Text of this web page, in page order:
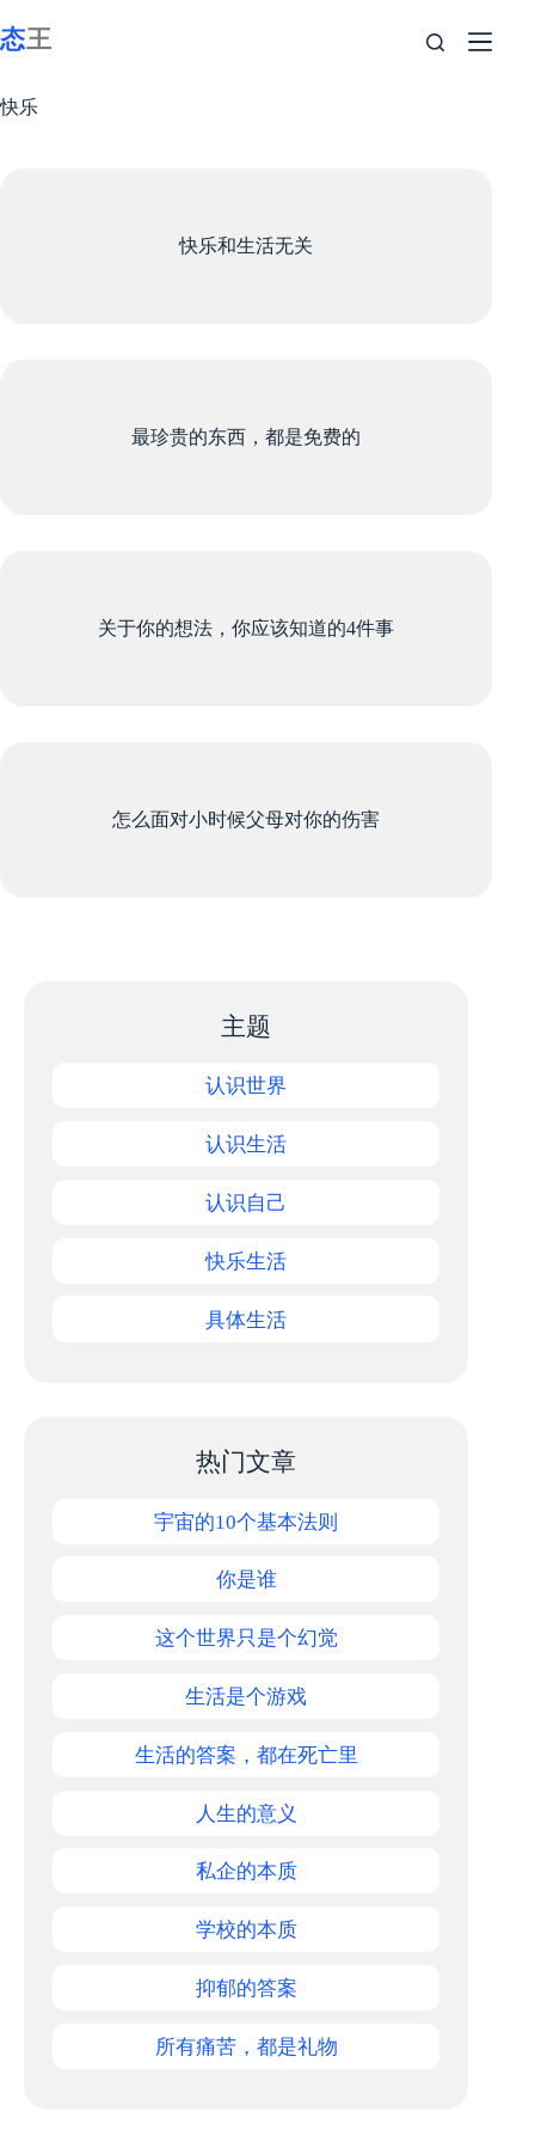
至
快乐
快乐和生活无关
最珍贵的东西，都是免费的
关于你的想法，你应该知道的4件事
怎么面对小时候父母对你的伤害
主题
认识世界
认识生活
认识自己
快乐生活
具体生活
热门文章
宇宙的10个基本法则
你是谁
这个世界只是个幻觉
生活是个游戏
生活的答案，都在死亡里
人生的意义
私企的本质
学校的本质
抑郁的答案
所有痛苦，都是礼物